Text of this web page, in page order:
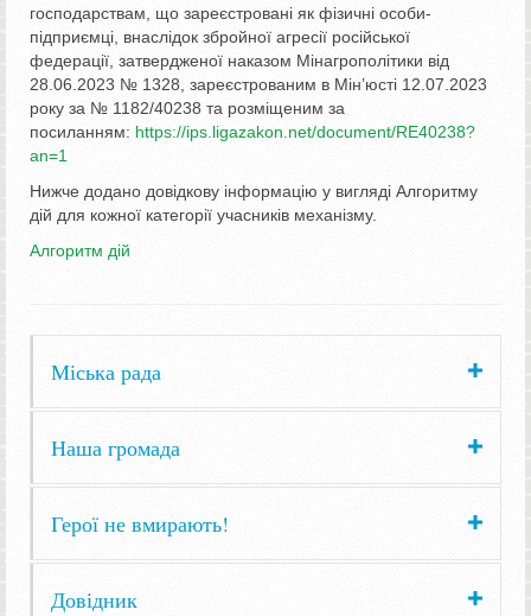
господарствам, що зареєстровані як фізичні особи-
підприємці, внаслідок збройної агресії російської
федерації, затвердженої наказом Мінагрополітики від
28.06.2023 № 1328, зареєстрованим в Мін’юсті 12.07.2023
року за № 1182/40238 та розміщеним за
посиланням: https://ips.ligazakon.net/document/RE40238?
an=1
Нижче додано довідкову інформацію у вигляді Алгоритму
дій для кожної категорії учасників механізму.
Алгоритм дій
Міська рада
Наша громада
Герої не вмирають!
Довідник